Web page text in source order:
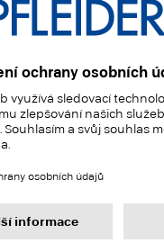
S
čtyři metry vysoký
ingredienci
jemnými růžovými
vytvářejí teplou a
k ponoření se do